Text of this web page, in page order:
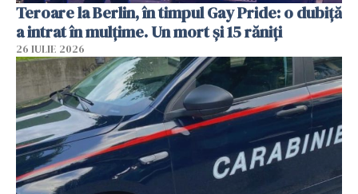
Teroare la Berlin, în timpul Gay Pride: o dubiță
a intrat în mulțime. Un mort și 15 răniți
26 IULIE 2026